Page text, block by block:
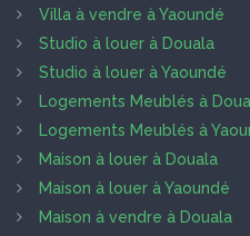
Villa à vendre à Yaoundé
Studio à louer à Douala
Studio à louer à Yaoundé
Logements Meublés à
Logements Meublés à
Maison à louer à Douala
Maison à louer à Yaoundé
Maison à vendre à Douala